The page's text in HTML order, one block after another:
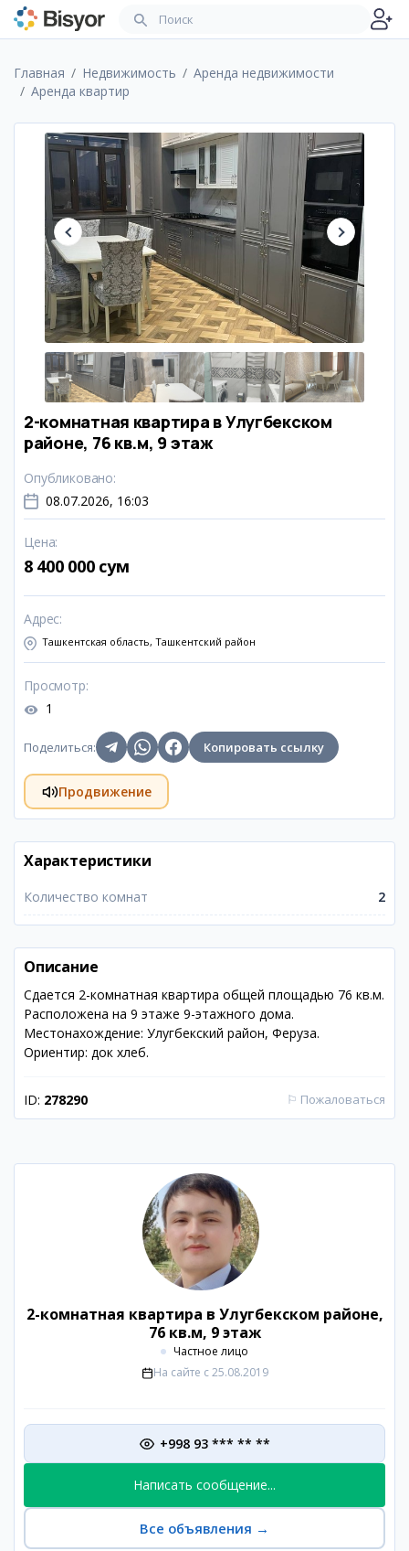
Главная Недвижимость
Аренда недвижимости
Аренда квартир
2-комнатная квартира в Улугбекском
районе, 76 кв.м, 9 этаж
Опубликовано:
08.07.2026, 16:03
Цена:
8 400 000 сум
Адрес:
Ташкентская область, Ташкентский район
Просмотр:
1
Поделиться: Копировать ссылку
Продвижение
Характеристики
Количество комнат 2
Описание
Сдается 2-комнатная квартира общей площадью 76 кв.м.
Расположена на 9 этаже 9-этажного дома.
Местонахождение: Улугбекский район, Феруза.
Ориентир: док хлеб.
ID: 278290 ⚐ Пожаловаться
2-комнатная квартира в Улугбекском районе,
76 кв.м, 9 этаж
Частное лицо
На сайте с 25.08.2019
+998 93 *** ** **
Написать сообщение...
Все объявления →